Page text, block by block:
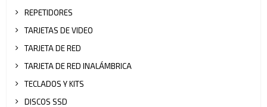
REPETIDORES
TARJETAS DE VIDEO
TARJETA DE RED
TARJETA DE RED INALÁMBRICA
TECLADOS Y KITS
DISCOS SSD